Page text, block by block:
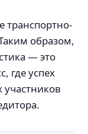
транспортно-
образом,
— это
где успех
участников